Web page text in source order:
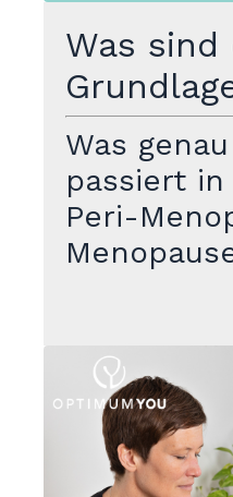
Was sind
Was genau
passiert
Peri-